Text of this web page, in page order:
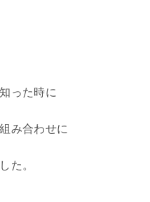
った時に
み合わせに
た。